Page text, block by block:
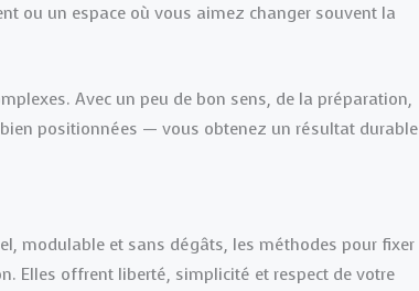
ou un espace où vous aimez changer souvent la
Avec un peu de bon sens, de la préparation,
positionnées — vous obtenez un résultat durable
modulable et sans dégâts, les méthodes pour fixer
Elles offrent liberté, simplicité et respect de votre